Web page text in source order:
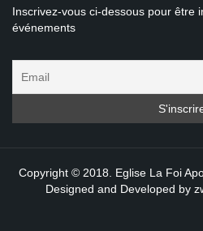
Inscrivez-vous ci-dessous pour être
événements
Copyright © 2018. Eglise La Foi
Designed and Developed by